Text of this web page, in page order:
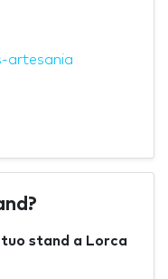
artesania
tuo stand a Lorca